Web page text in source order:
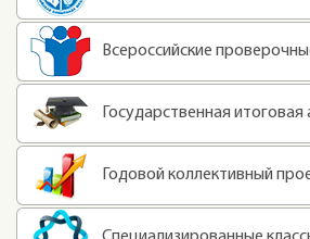
Всероссийские
Государственная итоговая
Годовой коллективный